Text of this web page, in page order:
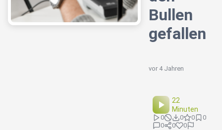
Bullen
gefallen
vor 4 Jahren
22
Minuten
0 0 0
0
0
0 0